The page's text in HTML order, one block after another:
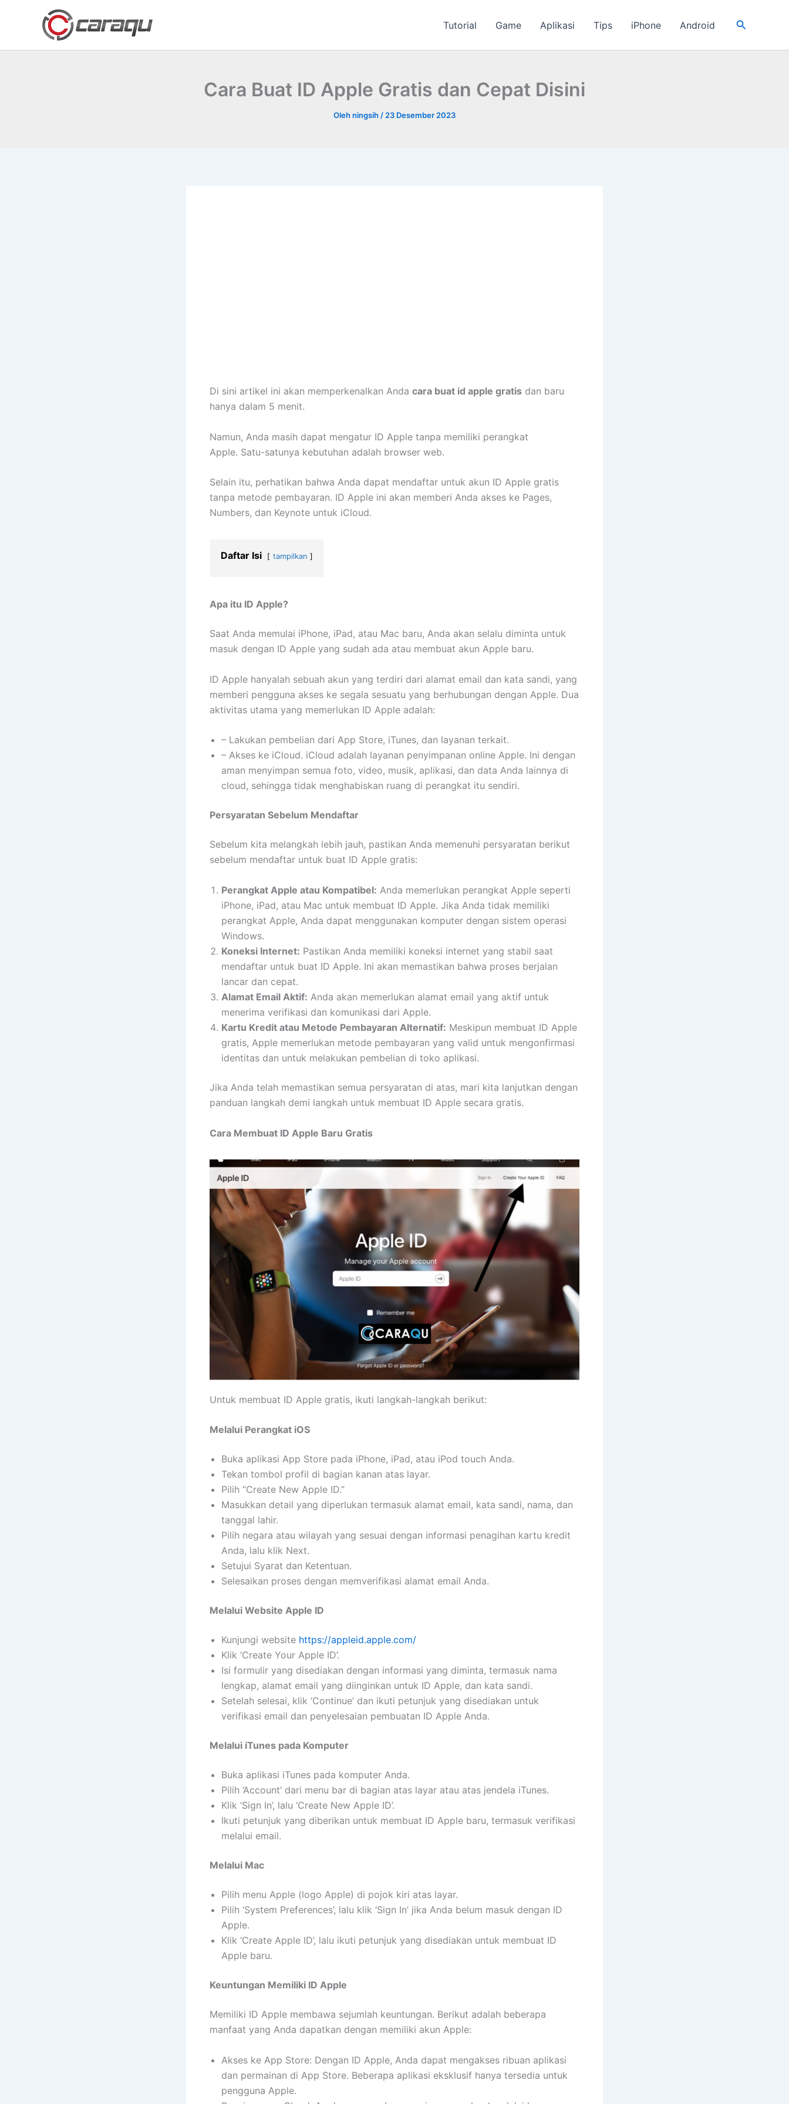
Tutorial Game Aplikasi Tips iPhone Android Cari
Cara Buat ID Apple Gratis dan Cepat Disini
Olehningsih / 23 Desember 2023
Di sini artikel ini akan memperkenalkan Anda cara buat id apple gratis dan baru
hanya dalam 5 menit.
Namun, Anda masih dapat mengatur ID Apple tanpa memiliki perangkat
Apple. Satu-satunya kebutuhan adalah browser web.
Selain itu, perhatikan bahwa Anda dapat mendaftar untuk akun ID Apple gratis
tanpa metode pembayaran. ID Apple ini akan memberi Anda akses ke Pages,
Numbers, dan Keynote untuk iCloud.
Daftar Isi tampilkan
Apa itu ID Apple?
Saat Anda memulai iPhone, iPad, atau Mac baru, Anda akan selalu diminta untuk
masuk dengan ID Apple yang sudah ada atau membuat akun Apple baru.
ID Apple hanyalah sebuah akun yang terdiri dari alamat email dan kata sandi, yang
memberi pengguna akses ke segala sesuatu yang berhubungan dengan Apple. Dua
aktivitas utama yang memerlukan ID Apple adalah:
– Lakukan pembelian dari App Store, iTunes, dan layanan terkait.
– Akses ke iCloud. iCloud adalah layanan penyimpanan online Apple. Ini dengan
aman menyimpan semua foto, video, musik, aplikasi, dan data Anda lainnya di
cloud, sehingga tidak menghabiskan ruang di perangkat itu sendiri.
Persyaratan Sebelum Mendaftar
Sebelum kita melangkah lebih jauh, pastikan Anda memenuhi persyaratan berikut
sebelum mendaftar untuk buat ID Apple gratis:
Perangkat Apple atau Kompatibel: Anda memerlukan perangkat Apple seperti
iPhone, iPad, atau Mac untuk membuat ID Apple. Jika Anda tidak memiliki
perangkat Apple, Anda dapat menggunakan komputer dengan sistem operasi
Windows.
Koneksi Internet: Pastikan Anda memiliki koneksi internet yang stabil saat
mendaftar untuk buat ID Apple. Ini akan memastikan bahwa proses berjalan
lancar dan cepat.
Alamat Email Aktif: Anda akan memerlukan alamat email yang aktif untuk
menerima verifikasi dan komunikasi dari Apple.
Kartu Kredit atau Metode Pembayaran Alternatif: Meskipun membuat ID Apple
gratis, Apple memerlukan metode pembayaran yang valid untuk mengonfirmasi
identitas dan untuk melakukan pembelian di toko aplikasi.
Jika Anda telah memastikan semua persyaratan di atas, mari kita lanjutkan dengan
panduan langkah demi langkah untuk membuat ID Apple secara gratis.
Cara Membuat ID Apple Baru Gratis
Untuk membuat ID Apple gratis, ikuti langkah-langkah berikut:
Melalui Perangkat iOS
Buka aplikasi App Store pada iPhone, iPad, atau iPod touch Anda.
Tekan tombol profil di bagian kanan atas layar.
Pilih “Create New Apple ID.”
Masukkan detail yang diperlukan termasuk alamat email, kata sandi, nama, dan
tanggal lahir.
Pilih negara atau wilayah yang sesuai dengan informasi penagihan kartu kredit
Anda, lalu klik Next.
Setujui Syarat dan Ketentuan.
Selesaikan proses dengan memverifikasi alamat email Anda.
Melalui Website Apple ID
Kunjungi website https://appleid.apple.com/
Klik ‘Create Your Apple ID’.
Isi formulir yang disediakan dengan informasi yang diminta, termasuk nama
lengkap, alamat email yang diinginkan untuk ID Apple, dan kata sandi.
Setelah selesai, klik ‘Continue’ dan ikuti petunjuk yang disediakan untuk
verifikasi email dan penyelesaian pembuatan ID Apple Anda.
Melalui iTunes pada Komputer
Buka aplikasi iTunes pada komputer Anda.
Pilih ‘Account’ dari menu bar di bagian atas layar atau atas jendela iTunes.
Klik ‘Sign In’, lalu ‘Create New Apple ID’.
Ikuti petunjuk yang diberikan untuk membuat ID Apple baru, termasuk verifikasi
melalui email.
Melalui Mac
Pilih menu Apple (logo Apple) di pojok kiri atas layar.
Pilih ‘System Preferences’, lalu klik ‘Sign In’ jika Anda belum masuk dengan ID
Apple.
Klik ‘Create Apple ID’, lalu ikuti petunjuk yang disediakan untuk membuat ID
Apple baru.
Keuntungan Memiliki ID Apple
Memiliki ID Apple membawa sejumlah keuntungan. Berikut adalah beberapa
manfaat yang Anda dapatkan dengan memiliki akun Apple:
Akses ke App Store: Dengan ID Apple, Anda dapat mengakses ribuan aplikasi
dan permainan di App Store. Beberapa aplikasi eksklusif hanya tersedia untuk
pengguna Apple.